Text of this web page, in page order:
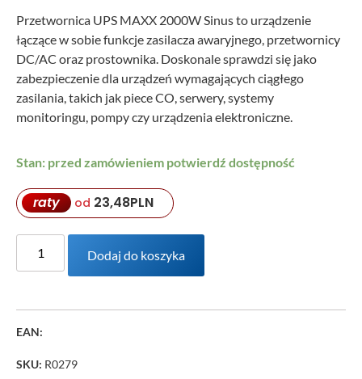
Przetwornica UPS MAXX 2000W Sinus to urządzenie
łączące w sobie funkcje zasilacza awaryjnego, przetwornicy
DC/AC oraz prostownika. Doskonale sprawdzi się jako
zabezpieczenie dla urządzeń wymagających ciągłego
zasilania, takich jak piece CO, serwery, systemy
monitoringu, pompy czy urządzenia elektroniczne.
Stan: przed zamówieniem potwierdź dostępność
raty od 23,48PLN
Dodaj do koszyka
EAN:
SKU: R0279